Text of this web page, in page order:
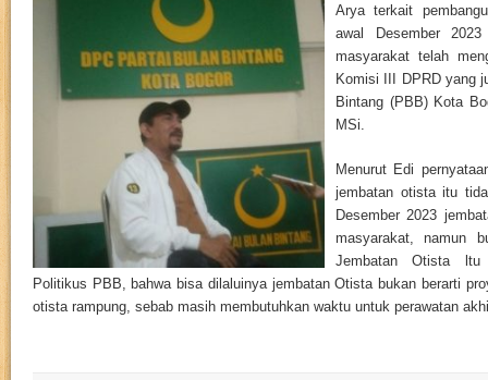
Arya terkait
awal Desember
masyarakat telah
Komisi III DPRD yang
Bintang (PBB) Kota
MSi.
Menurut Edi
jembatan otista itu
Desember 2023
masyarakat, namun
Jembatan Otista ltu
Politikus PBB, bahwa bisa dilaluinya jembatan Otista bukan berarti
otista rampung, sebab masih membutuhkan waktu untuk perawatan